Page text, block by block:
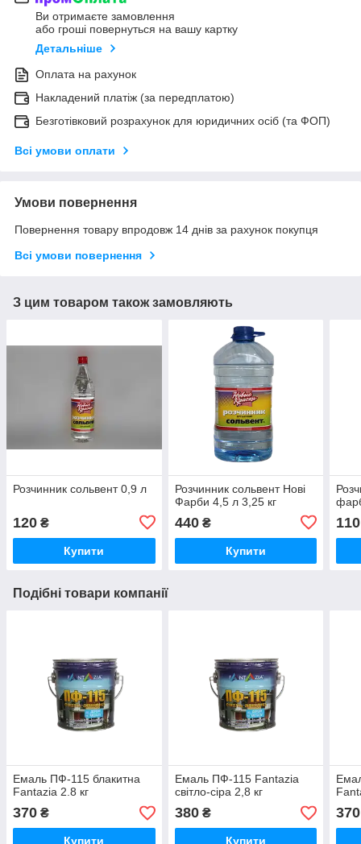
Ви отримаєте замовлення
або гроші повернуться на вашу картку
Детальніше
Оплата на рахунок
Накладений платіж (за передплатою)
Безготівковий розрахунок для юридичних осіб (та ФОП)
Всі умови оплати
Умови повернення
Повернення товару впродовж 14 днів за рахунок покупця
Всі умови повернення
З цим товаром також замовляють
Розчинник сольвент 0,9 л
120 ₴
Купити
Розчинник сольвент Нові
Фарби 4,5 л 3,25 кг
440₴
Купити
110
Подібні товари компанії
Емаль ПФ-115 блакитна
Fantazia 2.8 кг
370 ₴
Купити
Емаль ПФ-115 Fantazia
світло-сіра 2,8 кг
380₴
Купити
370